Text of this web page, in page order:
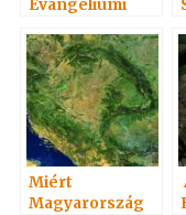
Evangeliumi
Miért
Magyarország